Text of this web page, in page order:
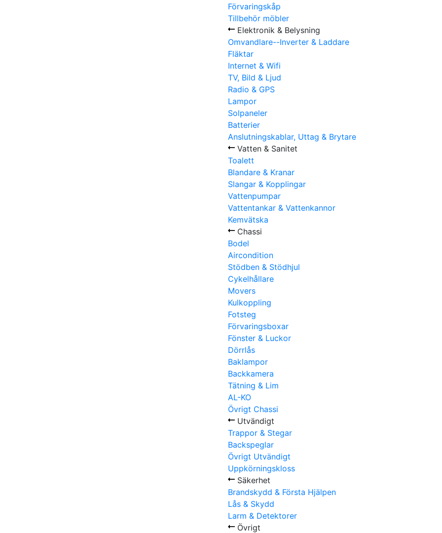
Förvaringskåp
Tillbehör möbler
Elektronik & Belysning
Omvandlare--Inverter & Laddare
Fläktar
Internet & Wifi
TV, Bild & Ljud
Radio & GPS
Lampor
Solpaneler
Batterier
Anslutningskablar, Uttag & Brytare
Vatten & Sanitet
Toalett
Blandare & Kranar
Slangar & Kopplingar
Vattenpumpar
Vattentankar & Vattenkannor
Kemvätska
Chassi
Bodel
Aircondition
Stödben & Stödhjul
Cykelhållare
Movers
Kulkoppling
Fotsteg
Förvaringsboxar
Fönster & Luckor
Dörrlås
Baklampor
Backkamera
Tätning & Lim
AL-KO
Övrigt Chassi
Utvändigt
Trappor & Stegar
Backspeglar
Övrigt Utvändigt
Uppkörningskloss
Säkerhet
Brandskydd & Första Hjälpen
Lås & Skydd
Larm & Detektorer
Övrigt